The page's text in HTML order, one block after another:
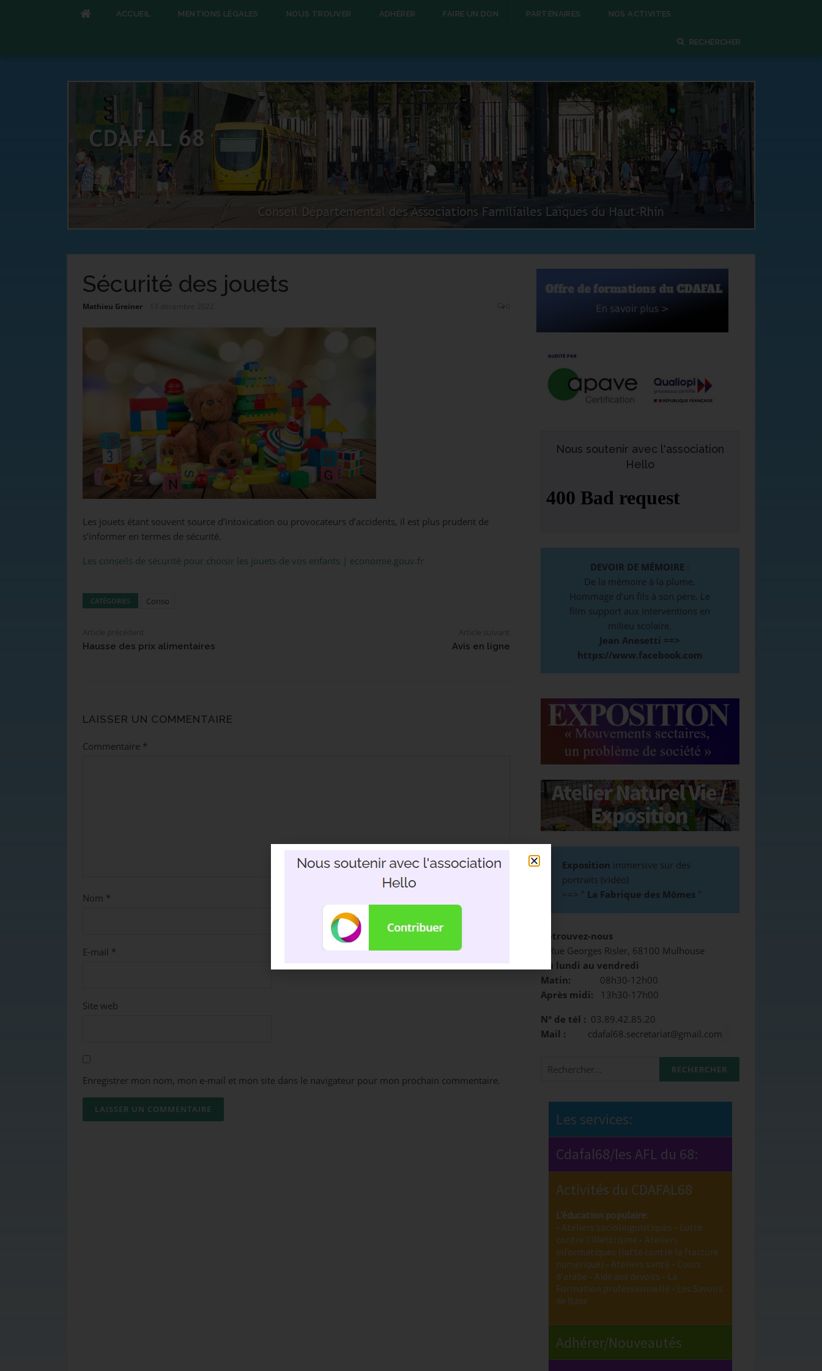
ACCUEIL MENTIONS LÉGALES NOUS TROUVER ADHÉRER FAIRE UN DON PARTENAIRES NOS ACTIVITES
RECHERCHER
Sécurité des jouets
Mathieu Greiner
Les jouets étant souvent source d’intoxication ou provocateurs d’accidents, il est plus prudent de
s’informer en termes de sécurité.
Les conseils de sécurité pour choisir les jouets de vos enfants | economie.gouv.fr
CATÉGORIES Conso
Hausse des prix alimentaires
Avis en ligne
LAISSER UN COMMENTAIRE
Commentaire *
Nom *
E-mail *
Site web
Enregistrer mon nom, mon e-mail et mon site dans le navigateur pour mon prochain commentaire.
Nous soutenir avec l'association
Hello
DEVOIR DE MÉMOIRE :
De la mémoire à la plume.
Hommage d’un fils à son père. Le
film support aux interventions en
milieu scolaire.
Jean Anesetti ==>
https://www.facebook.com
Exposition immersive sur des
portraits (vidéo)
==> " La Fabrique des Mômes "
Retrouvez-nous
3 Rue Georges Risler, 68100 Mulhouse
Du lundi au vendredi
Matin: 08h30-12h00
Après midi: 13h30-17h00
N° de tél : 03.89.42.85.20
Mail : cdafal68.secretariat@gmail.com